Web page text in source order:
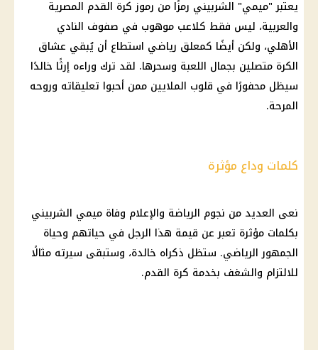
يعتبر "ميمي" الشربيني رمزًا من رموزكرة القدم المصرية
والعربية، ليس فقط كلاعب موهوب في صفوف النادي
الأهلي، ولكن أيضًا كمعلق رياضي استطاع أن يُبقي عشاق
الكرة متصلين بجمال اللعبة وسحرها. لقد ترك وراءه إرثًا خالدًا
سيظل محفورًا في قلوب الملايين ممن أحبوا تعليقاته وروحه
المرحة.
كلمات وداع مؤثرة
نعى العديد من نجوم الرياضة والإعلام وفاة ميمي الشربيني
بكلمات مؤثرة تعبر عن قيمة هذا الرجل في حياتهم وحياة
الجمهور الرياضي. ستظل ذكراه خالدة، وستبقى سيرته مثالًا
للالتزام والشغف بخدمة كرة القدم.